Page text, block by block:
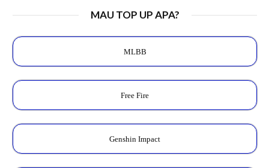
MAU TOP UP APA?
MLBB
Free Fire
Genshin Impact